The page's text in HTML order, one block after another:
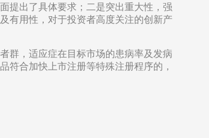
提出了具体要求；二是突出重大性，强
有用性，对于投资者高度关注的创新产
群，适应症在目标市场的患病率及发病
符合加快上市注册等特殊注册程序的，